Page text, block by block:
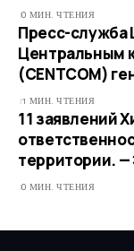
0 МИН. ЧТЕНИЯ
Пресс-
Центральным
(CENTCOM)
1 МИН. ЧТЕНИЯ
11 заявлений
территории. —
0 МИН. ЧТЕНИЯ